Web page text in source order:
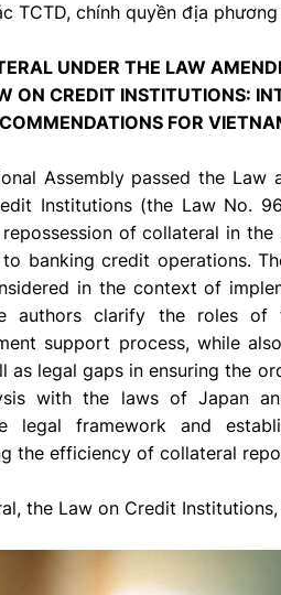
TCTD, chính quyền địa
UNDER THE LAW
ON CREDIT INSTITUTIONS:
FOR
Assembly passed the Law
Institutions (the Law No.
of collateral in
banking credit operations.
in the context of
authors clarify the roles of
support process, while
as legal gaps in ensuring the
with the laws of Japan
legal framework and
the efficiency of collateral
the Law on Credit